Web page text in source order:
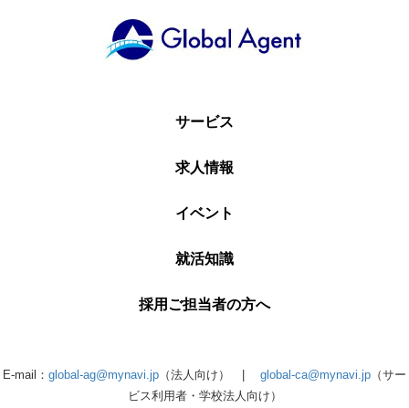
サービス
求人情報
イベント
就活知識
採用ご担当者の方へ
E-mail： global-ag@mynavi.jp （法人向け） | global-ca@mynavi.jp （サー
ビス利用者・学校法人向け）